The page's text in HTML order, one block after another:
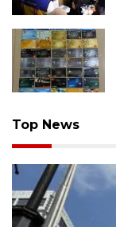
Top News